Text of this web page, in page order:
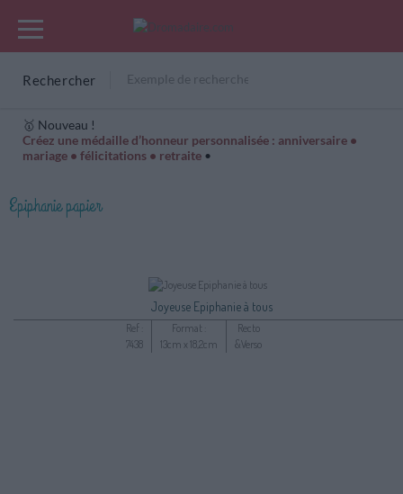
Rechercher
🥇 Nouveau !
Créez une médaille d’honneur personnalisée : anniversaire •
mariage • félicitations • retraite •
Cartes Hiver Cadeaux années de naissance
Epiphanie papier
Joyeuse Epiphanie à tous
Ref :
7438
Format :
13cm x 18,2cm
Recto
&Verso